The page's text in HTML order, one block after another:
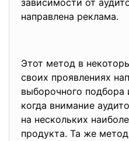
зависимости от
направлена реклама.
Этот метод в
своих проявлениях
выборочного подбора
когда внимание
на нескольких
продукта. Та же